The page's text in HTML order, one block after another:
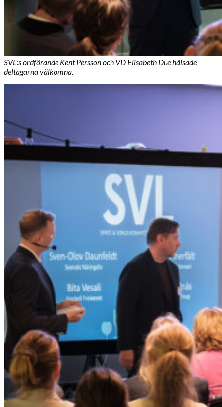
SVL:s ordförande Kent Persson och VD Elisabeth Due hälsade
deltagarna välkomna.